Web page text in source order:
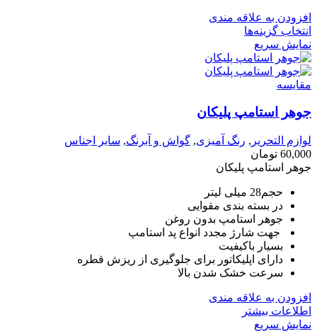
افزودن به علاقه مندی
انتخاب گزینه‌ها
نمایش سریع
مقايسه
جوهر استامپ پلیکان
لوازم التحریر , رنگ آمیزی, گواش و آبرنگ, سایر اجناس
60,000 تومان
جوهر استامپ پلیکان
حجم28 میلی لیتر
در بسته بندی مقوایی
جوهر استامپ بدون روغن
جهت شارژ مجدد انواع پد استامپ
بسیار باکیفیت
دارای اپلیکاتور برای جلوگیری از ریزش قطره
سرعت خشک شدن بالا
افزودن به علاقه مندی
اطلاعات بیشتر
نمایش سریع